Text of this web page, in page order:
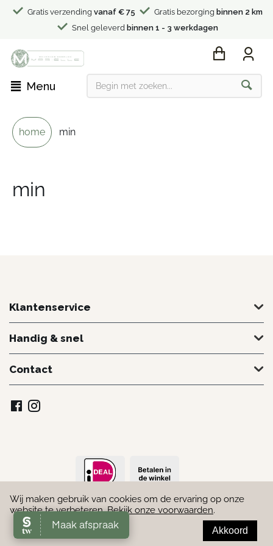
Gratis verzending vanaf € 75 Gratis bezorging binnen 2 km
Snel geleverd binnen 1 - 3 werkdagen
Menu
home min
min
Klantenservice
Handig & snel
Contact
© 2022 - 2026 Schoonheidssalon Marielle. DoorWebmakend
Wij maken gebruik van cookies om de ervaring op onze
website te verbeteren.Bekijk onze voorwaarden.
Akkoord